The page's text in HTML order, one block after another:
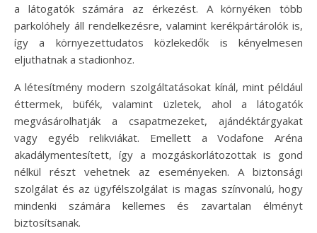
a látogatók számára az érkezést. A környéken több
parkolóhely áll rendelkezésre, valamint kerékpártárolók is,
így a környezettudatos közlekedők is kényelmesen
eljuthatnak a stadionhoz.
A létesítmény modern szolgáltatásokat kínál, mint például
éttermek, büfék, valamint üzletek, ahol a látogatók
megvásárolhatják a csapatmezeket, ajándéktárgyakat
vagy egyéb relikviákat. Emellett a Vodafone Aréna
akadálymentesített, így a mozgáskorlátozottak is gond
nélkül részt vehetnek az eseményeken. A biztonsági
szolgálat és az ügyfélszolgálat is magas színvonalú, hogy
mindenki számára kellemes és zavartalan élményt
biztosítsanak.